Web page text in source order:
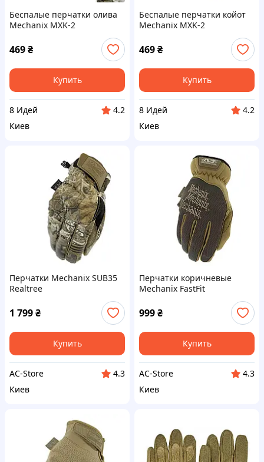
Беспалые перчатки олива
Mechanix MXK-2
469₴
Купить
8 Идей
4.2
Киев
Беспалые перчатки койот
Mechanix MXK-2
469₴
Купить
8 Идей
4.2
Киев
Перчатки Mechanix SUB35
Realtree
1 799₴
Купить
AC-Store
4.3
Киев
Перчатки коричневые
Mechanix FastFit
999₴
Купить
AC-Store
4.3
Киев